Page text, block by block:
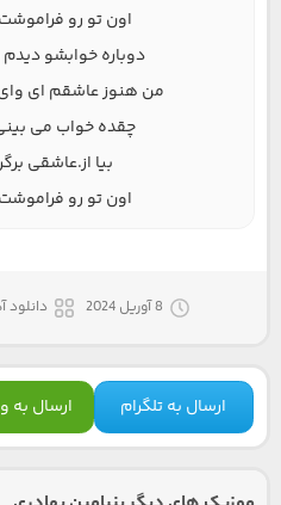
اون تو رو
دوباره خوابشو
من هنوز عاشقم ای وای
چقده خواب می
بیا از.عاشقی
اون تو رو
8 آوریل 2024
ارسال به تلگرام ارسال به